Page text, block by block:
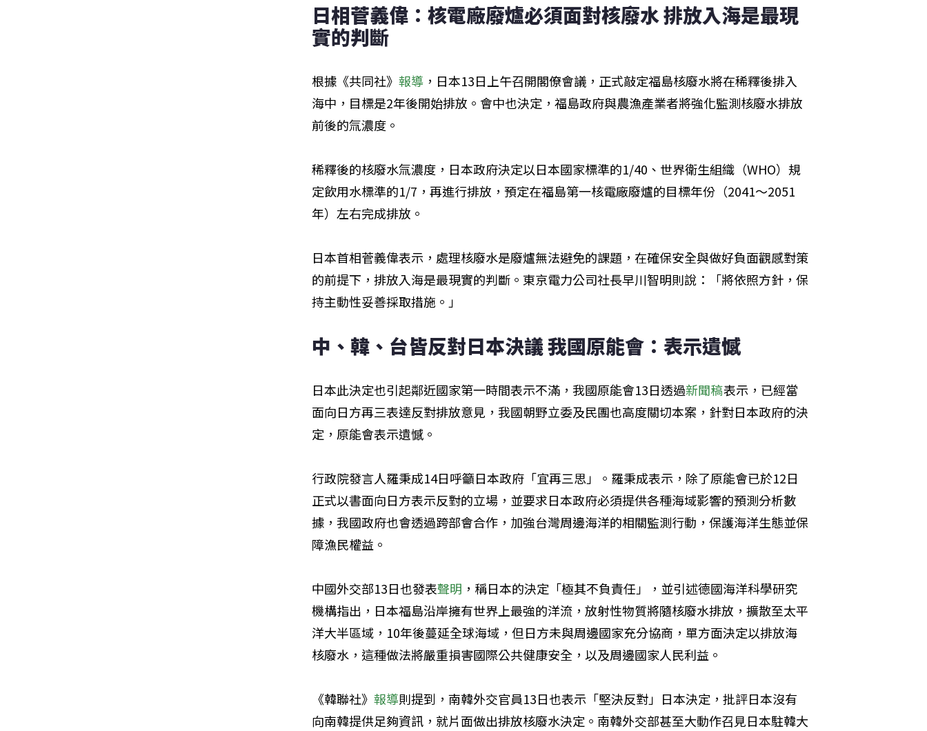
日相菅義偉：核電廠廢爐必須面對核廢水 排放入海是最現
實的判斷
根據《共同社》 報導 ，日本13日上午召開閣僚會議，正式敲定福島核廢水將在稀釋後排入
海中，目標是2年後開始排放。會中也決定，福島政府與農漁產業者將強化監測核廢水排放
前後的氚濃度。
稀釋後的核廢水氚濃度，日本政府決定以日本國家標準的1/40、世界衛生組織（WHO）規
定飲用水標準的1/7，再進行排放，預定在福島第一核電廠廢爐的目標年份（2041～2051
年）左右完成排放。
日本首相菅義偉表示，處理核廢水是廢爐無法避免的課題，在確保安全與做好負面觀感對策
的前提下，排放入海是最現實的判斷。東京電力公司社長早川智明則說：「將依照方針，保
持主動性妥善採取措施。」
中、韓、台皆反對日本決議 我國原能會：表示遺憾
日本此決定也引起鄰近國家第一時間表示不滿，我國原能會13日透過新聞稿表示，已經當
面向日方再三表達反對排放意見，我國朝野立委及民團也高度關切本案，針對日本政府的決
定，原能會表示遺憾。
行政院發言人羅秉成14日呼籲日本政府「宜再三思」。羅秉成表示，除了原能會已於12日
正式以書面向日方表示反對的立場，並要求日本政府必須提供各種海域影響的預測分析數
據，我國政府也會透過跨部會合作，加強台灣周邊海洋的相關監測行動，保護海洋生態並保
障漁民權益。
中國外交部13日也發表聲明 ，稱日本的決定「極其不負責任」，並引述德國海洋科學研究
機構指出，日本福島沿岸擁有世界上最強的洋流，放射性物質將隨核廢水排放，擴散至太平
洋大半區域，10年後蔓延全球海域，但日方未與周邊國家充分協商，單方面決定以排放海
核廢水，這種做法將嚴重損害國際公共健康安全，以及周邊國家人民利益。
《韓聯社》 報導則提到，南韓外交官員13日也表示「堅決反對」日本決定，批評日本沒有
向南韓提供足夠資訊，就片面做出排放核廢水決定。南韓外交部甚至大動作召見日本駐韓大